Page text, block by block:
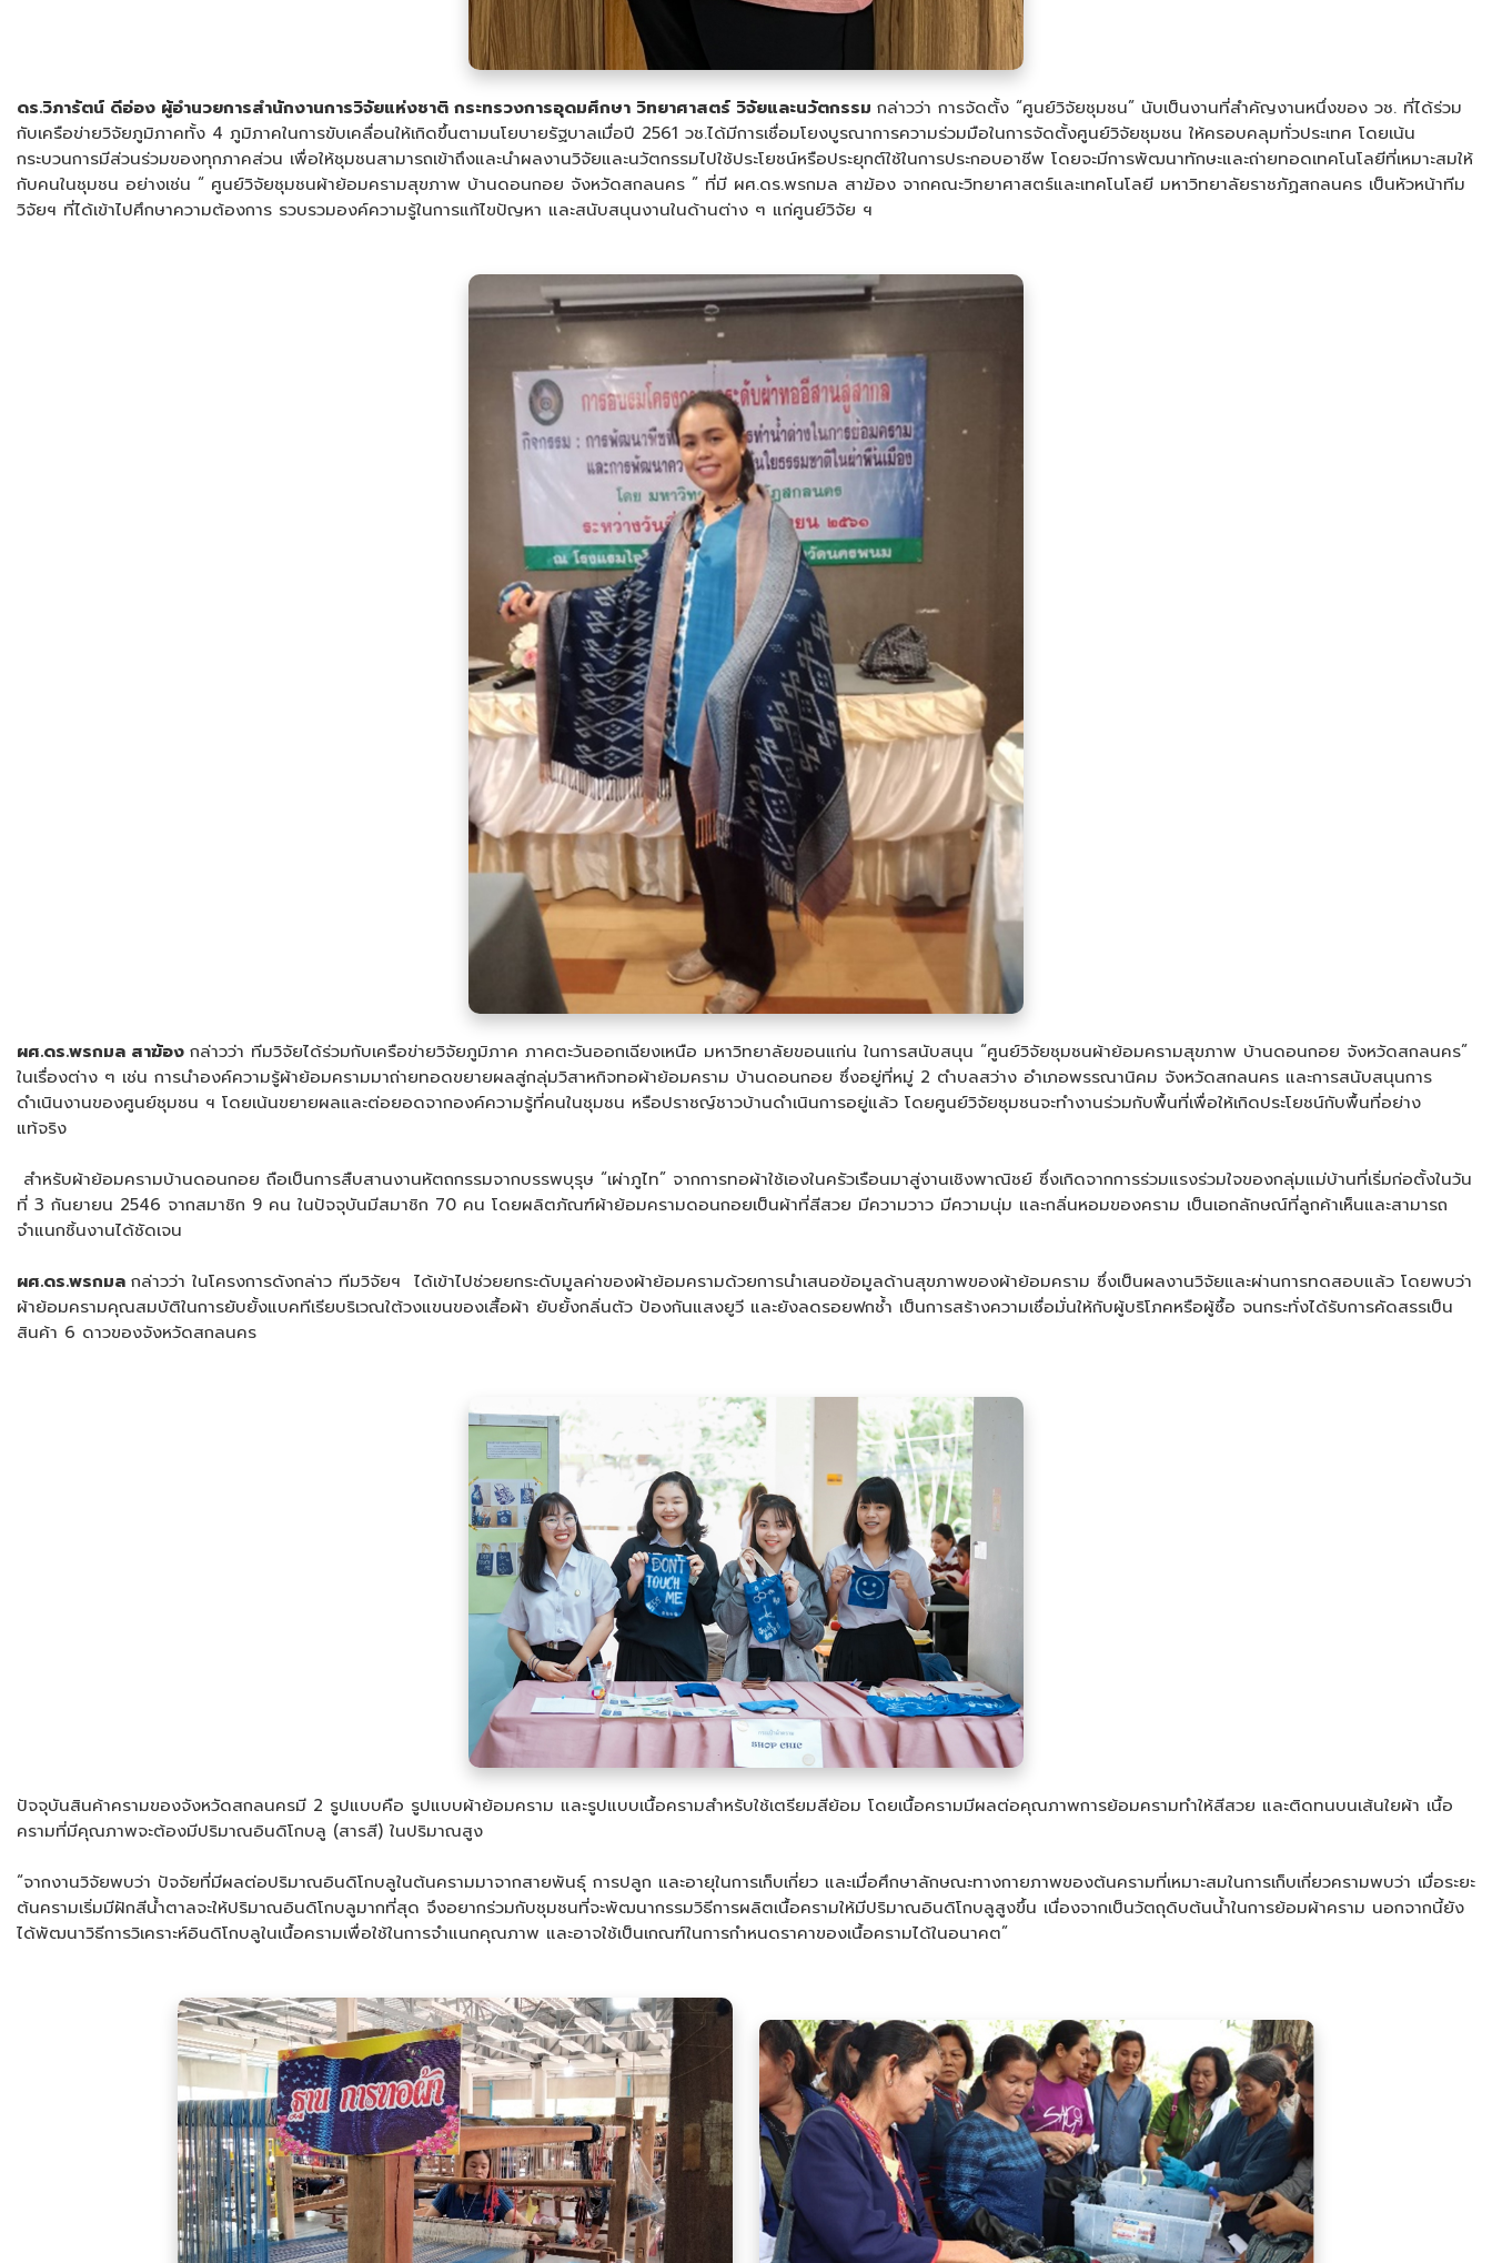
ดร.วิภารัตน์ ดีอ่อง ผู้อำนวยการสำนักงานการวิจัยแห่งชาติ กระทรวงการอุดมศึกษา วิทยาศาสตร์ วิจัยและนวัตกรรม กล่าวว่า การจัดตั้ง “ศูนย์วิจัยชุมชน” นับเป็นงานที่สำคัญงานหนึ่งของ วช. ที่ได้ร่วม
กับเครือข่ายวิจัยภูมิภาคทั้ง 4 ภูมิภาคในการขับเคลื่อนให้เกิดขึ้นตามนโยบายรัฐบาลเมื่อปี 2561 วช.ได้มีการเชื่อมโยงบูรณาการความร่วมมือในการจัดตั้งศูนย์วิจัยชุมชน ให้ครอบคลุมทั่วประเทศ โดยเน้น
กระบวนการมีส่วนร่วมของทุกภาคส่วน เพื่อให้ชุมชนสามารถเข้าถึงและนำผลงานวิจัยและนวัตกรรมไปใช้ประโยชน์หรือประยุกต์ใช้ในการประกอบอาชีพ โดยจะมีการพัฒนาทักษะและถ่ายทอดเทคโนโลยีที่เหมาะสมให้
กับคนในชุมชน อย่างเช่น “ ศูนย์วิจัยชุมชนผ้าย้อมครามสุขภาพ บ้านดอนกอย จังหวัดสกลนคร ” ที่มี ผศ.ดร.พรกมล สาฆ้อง จากคณะวิทยาศาสตร์และเทคโนโลยี มหาวิทยาลัยราชภัฏสกลนคร เป็นหัวหน้าทีม
วิจัยฯ ที่ได้เข้าไปศึกษาความต้องการ รวบรวมองค์ความรู้ในการแก้ไขปัญหา และสนับสนุนงานในด้านต่าง ๆ แก่ศูนย์วิจัย ฯ
​ผศ.ดร.พรกมล สาฆ้อง กล่าวว่า ทีมวิจัยได้ร่วมกับเครือข่ายวิจัยภูมิภาค ภาคตะวันออกเฉียงเหนือ มหาวิทยาลัยขอนแก่น ในการสนับสนุน “ศูนย์วิจัยชุมชนผ้าย้อมครามสุขภาพ บ้านดอนกอย จังหวัดสกลนคร”
ในเรื่องต่าง ๆ เช่น การนำองค์ความรู้ผ้าย้อมครามมาถ่ายทอดขยายผลสู่กลุ่มวิสาหกิจทอผ้าย้อมคราม บ้านดอนกอย ซึ่งอยู่ที่หมู่ 2 ตำบลสว่าง อำเภอพรรณานิคม จังหวัดสกลนคร และการสนับสนุนการ
ดำเนินงานของศูนย์ชุมชน ฯ โดยเน้นขยายผลและต่อยอดจากองค์ความรู้ที่คนในชุมชน หรือปราชญ์ชาวบ้านดำเนินการอยู่แล้ว โดยศูนย์วิจัยชุมชนจะทำงานร่วมกับพื้นที่เพื่อให้เกิดประโยชน์กับพื้นที่อย่าง
แท้จริง
​ สำหรับผ้าย้อมครามบ้านดอนกอย ถือเป็นการสืบสานงานหัตถกรรมจากบรรพบุรุษ “เผ่าภูไท” จากการทอผ้าใช้เองในครัวเรือนมาสู่งานเชิงพาณิชย์ ซึ่งเกิดจากการร่วมแรงร่วมใจของกลุ่มแม่บ้านที่เริ่มก่อตั้งในวัน
ที่ 3 กันยายน 2546 จากสมาชิก 9 คน ในปัจจุบันมีสมาชิก 70 คน โดยผลิตภัณฑ์ผ้าย้อมครามดอนกอยเป็นผ้าที่สีสวย มีความวาว มีความนุ่ม และกลิ่นหอมของคราม เป็นเอกลักษณ์ที่ลูกค้าเห็นและสามารถ
จำแนกชิ้นงานได้ชัดเจน
ผศ.ดร.พรกมล กล่าวว่า ในโครงการดังกล่าว ทีมวิจัยฯ ได้เข้าไปช่วยยกระดับมูลค่าของผ้าย้อมครามด้วยการนำเสนอข้อมูลด้านสุขภาพของผ้าย้อมคราม ซึ่งเป็นผลงานวิจัยและผ่านการทดสอบแล้ว โดยพบว่า
ผ้าย้อมครามคุณสมบัติในการยับยั้งแบคทีเรียบริเวณใต้วงแขนของเสื้อผ้า ยับยั้งกลิ่นตัว ป้องกันแสงยูวี และยังลดรอยฟกช้ำ เป็นการสร้างความเชื่อมั่นให้กับผู้บริโภคหรือผู้ซื้อ จนกระทั่งได้รับการคัดสรรเป็น
สินค้า 6 ดาวของจังหวัดสกลนคร
ปัจจุบันสินค้าครามของจังหวัดสกลนครมี 2 รูปแบบคือ รูปแบบผ้าย้อมคราม และรูปแบบเนื้อครามสำหรับใช้เตรียมสีย้อม โดยเนื้อครามมีผลต่อคุณภาพการย้อมครามทำให้สีสวย และติดทนบนเส้นใยผ้า เนื้อ
ครามที่มีคุณภาพจะต้องมีปริมาณอินดิโกบลู (สารสี) ในปริมาณสูง
“จากงานวิจัยพบว่า ปัจจัยที่มีผลต่อปริมาณอินดิโกบลูในต้นครามมาจากสายพันธุ์ การปลูก และอายุในการเก็บเกี่ยว และเมื่อศึกษาลักษณะทางกายภาพของต้นครามที่เหมาะสมในการเก็บเกี่ยวครามพบว่า เมื่อระยะ
ต้นครามเริ่มมีฝักสีน้ำตาลจะให้ปริมาณอินดิโกบลูมากที่สุด จึงอยากร่วมกับชุมชนที่จะพัฒนากรรมวิธีการผลิตเนื้อครามให้มีปริมาณอินดิโกบลูสูงขึ้น เนื่องจากเป็นวัตถุดิบต้นน้ำในการย้อมผ้าคราม นอกจากนี้ยัง
ได้พัฒนาวิธีการวิเคราะห์อินดิโกบลูในเนื้อครามเพื่อใช้ในการจำแนกคุณภาพ และอาจใช้เป็นเกณฑ์ในการกำหนดราคาของเนื้อครามได้ในอนาคต”